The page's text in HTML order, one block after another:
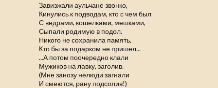
Завизжали аульчане звонко,
Кинулись к подводам, кто с чем был
С ведрами, кошелками, мешками,
Сыпали родимую в подол.
Никого не сохранила память,
Кто бы за подарком не пришел...
...А потом поочередно клали
Мужиков на лавку, заголив.
(Мне занозу нелюди загнали
И смеются, рану подсолив!)